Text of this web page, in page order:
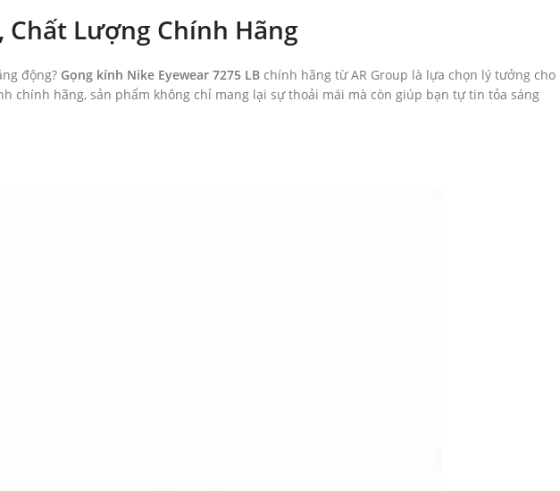
Chất Lượng Chính Hãng
động? Gọng kính Nike Eyewear 7275 LB chính hãng từ AR Group là lựa chọn lý tưởng cho
chính hãng, sản phẩm không chỉ mang lại sự thoải mái mà còn giúp bạn tự tin tỏa sáng